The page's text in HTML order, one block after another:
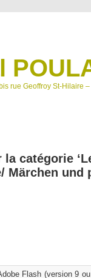
rue Geoffroy St-Hilaire
la catégorie
Märchen und
Flash (version 9